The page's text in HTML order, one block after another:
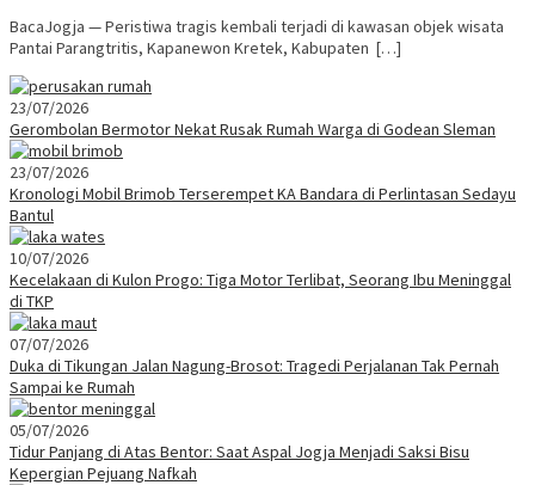
BacaJogja — Peristiwa tragis kembali terjadi di kawasan objek wisata
Pantai Parangtritis, Kapanewon Kretek, Kabupaten […]
23/07/2026
Gerombolan Bermotor Nekat Rusak Rumah Warga di Godean Sleman
23/07/2026
Kronologi Mobil Brimob Terserempet KA Bandara di Perlintasan Sedayu
Bantul
10/07/2026
Kecelakaan di Kulon Progo: Tiga Motor Terlibat, Seorang Ibu Meninggal
di TKP
07/07/2026
Duka di Tikungan Jalan Nagung-Brosot: Tragedi Perjalanan Tak Pernah
Sampai ke Rumah
05/07/2026
Tidur Panjang di Atas Bentor: Saat Aspal Jogja Menjadi Saksi Bisu
Kepergian Pejuang Nafkah